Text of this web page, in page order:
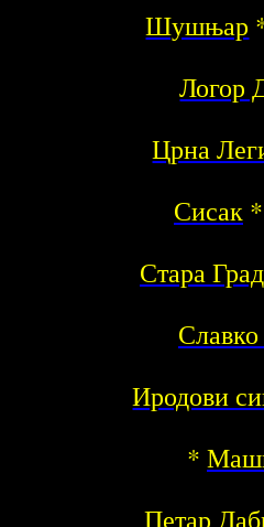
Шушњар
Логор
Црна
Сисак
Стара
Иродови
*
Петар